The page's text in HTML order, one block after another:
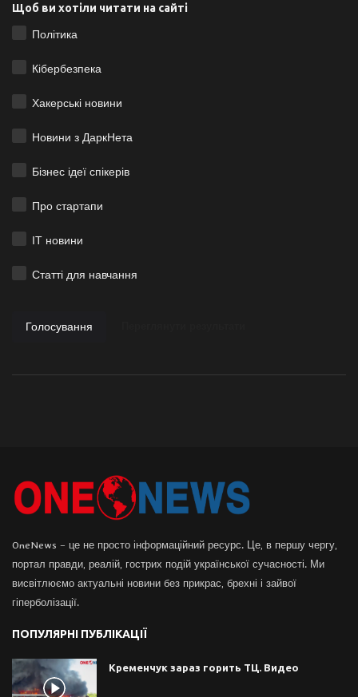
Щоб ви хотіли читати на сайті
Політика
Кібербезпека
Хакерські новини
Новини з ДаркНета
Бізнес ідеї спікерів
Про стартапи
ІТ новини
Статті для навчання
Голосування
OneNews – це не просто інформаційний ресурс. Це, в першу чергу,
портал правди, реалій, гострих подій української сучасності. Ми
висвітлюємо актуальні новини без прикрас, брехні і зайвої
гіперболізації.
ПОПУЛЯРНІ ПУБЛІКАЦІЇ
Кременчук зараз горить ТЦ. Видео